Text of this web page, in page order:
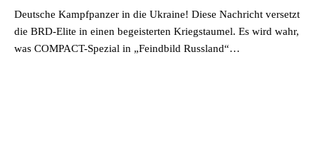
Deutsche Kampfpanzer in die Ukraine! Diese Nachricht versetzt
die BRD-Elite in einen begeisterten Kriegstaumel. Es wird wahr,
was COMPACT-Spezial in „Feindbild Russland“…